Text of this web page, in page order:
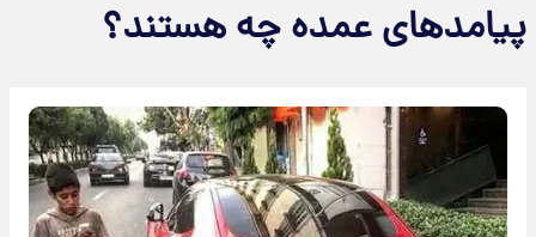
پیامدهای عمده چه هستند؟